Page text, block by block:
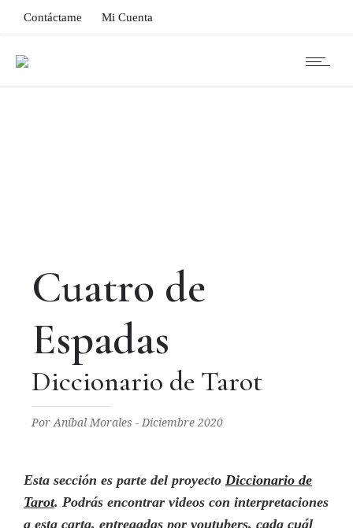
Contáctame Mi Cuenta
Cuatro de
Espadas
Diccionario de Tarot
Por Aníbal Morales - Diciembre 2020
Esta sección es parte del proyecto Diccionario de
Tarot. Podrás encontrar videos con interpretaciones
a esta carta, entregadas por youtubers, cada cuál